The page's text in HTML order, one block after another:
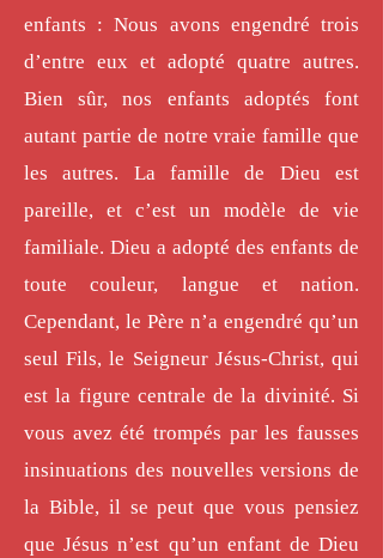
enfants : Nous avons engendré trois
d’entre eux et adopté quatre autres.
Bien sûr, nos enfants adoptés font
autant partie de notre vraie famille que
les autres. La famille de Dieu est
pareille, et c’est un modèle de vie
familiale. Dieu a adopté des enfants de
toute couleur, langue et nation.
Cependant, le Père n’a engendré qu’un
seul Fils, le Seigneur Jésus-Christ, qui
est la figure centrale de la divinité. Si
vous avez été trompés par les fausses
insinuations des nouvelles versions de
la Bible, il se peut que vous pensiez
que Jésus n’est qu’un enfant de Dieu